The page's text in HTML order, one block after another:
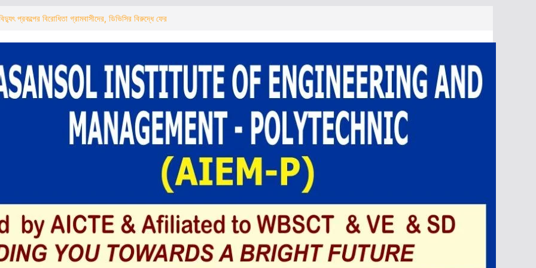
টোটো ও অটো চালকদের নিয়ে সচেতনতা কর্মসূচি
ने टोटो और ऑटो चालकों के साथ चलाया जागरूकता
परियोजना का ग्रामीणों ने किया विरोध, डीवीसी के
का आह्वान
ক্লাবের কালিপুজোর প্রস্তুতি শুরু খুঁটি পুজোর মাধ্যমে